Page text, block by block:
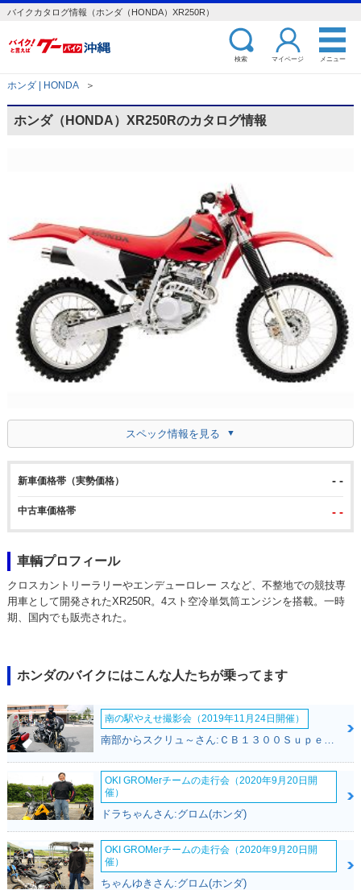
バイクカタログ情報（ホンダ（HONDA）XR250R）
検索 マイページ メニュー
ホンダ | HONDA ＞
ホンダ（HONDA）XR250Rのカタログ情報
スペック情報を見る
新車価格帯（実勢価格） - -
中古車価格帯 - -
車輌プロフィール
クロスカントリーラリーやエンデューロレー スなど、不整地での競技専
用車として開発されたXR250R。4スト空冷単気筒エンジンを搭載。一時
期、国内でも販売された。
ホンダのバイクにはこんな人たちが乗ってます
南の駅やえせ撮影会（2019年11月24日開催）
南部からスクリュ～さん:ＣＢ１３００Ｓｕｐｅｒ Ｆｏｕｒ(ホンダ)
OKI GROMerチームの走行会（2020年9月20日開
催）
ドラちゃんさん:グロム(ホンダ)
OKI GROMerチームの走行会（2020年9月20日開
催）
ちゃんゆきさん:グロム(ホンダ)